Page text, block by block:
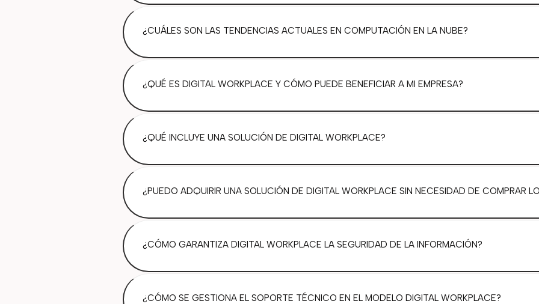
¿CUÁLES SON LAS TENDENCIAS ACTUALES EN COMPUTACIÓN EN LA NUBE?
¿QUÉ ES DIGITAL WORKPLACE Y CÓMO PUEDE BENEFICIAR A MI EMPRESA?
¿QUÉ INCLUYE UNA SOLUCIÓN DE DIGITAL WORKPLACE?
¿PUEDO ADQUIRIR UNA SOLUCIÓN DE DIGITAL WORKPLACE SIN NECESIDAD DE COMPRAR
¿CÓMO GARANTIZA DIGITAL WORKPLACE LA SEGURIDAD DE LA INFORMACIÓN?
¿CÓMO SE GESTIONA EL SOPORTE TÉCNICO EN EL MODELO DIGITAL WORKPLACE?